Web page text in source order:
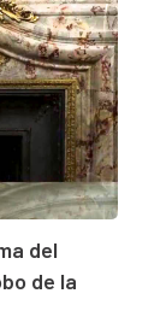
del
de la